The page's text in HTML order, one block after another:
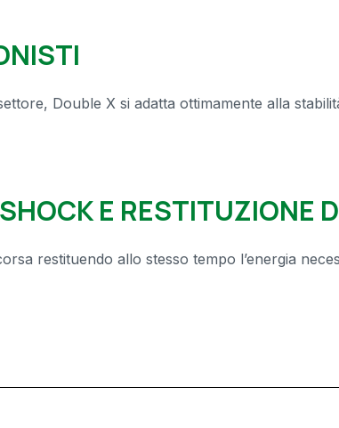
Double X si adatta ottimamente alla
E RESTITUZIONE
restituendo allo stesso tempo l’energia